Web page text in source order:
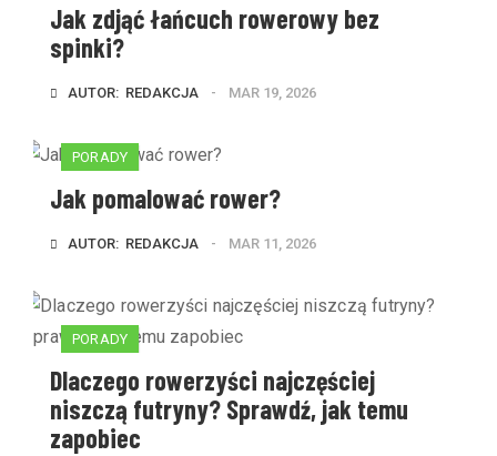
Jak zdjąć łańcuch rowerowy bez
spinki?
AUTOR: REDAKCJA MAR 19, 2026
PORADY
Jak pomalować rower?
AUTOR: REDAKCJA MAR 11, 2026
PORADY
Dlaczego rowerzyści najczęściej
niszczą futryny? Sprawdź, jak temu
zapobiec